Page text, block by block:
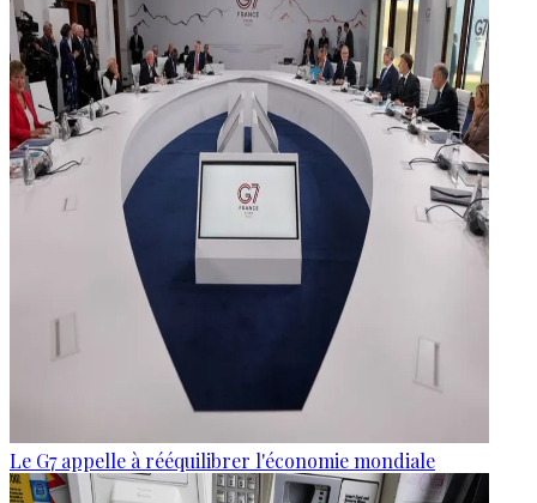
Le G7 appelle à rééquilibrer l'économie mondiale